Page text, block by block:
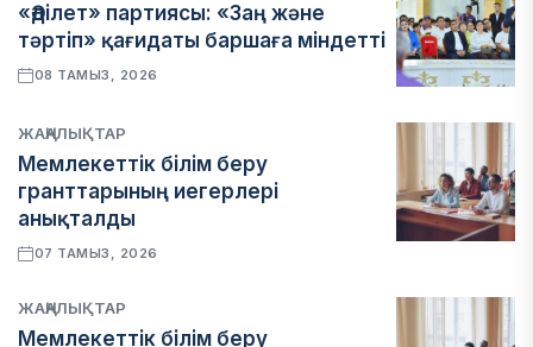
«Әділет» партиясы: «Заң және
тәртіп» қағидаты баршаға міндетті
08 ТАМЫЗ, 2026
ЖАҢАЛЫҚТАР
Мемлекеттік білім беру
гранттарының иегерлері
анықталды
07 ТАМЫЗ, 2026
ЖАҢАЛЫҚТАР
Мемлекеттік білім беру